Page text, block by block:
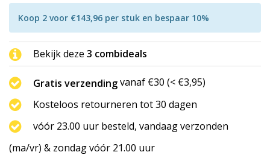
Koop 2 voor €143,96 per stuk en bespaar 10%
Bekijk deze 3 combideals
Gratis verzendingvanaf €30 (< €3,95)
Kosteloos retourneren tot 30 dagen
vóór 23.00 uur besteld, vandaag verzonden
(ma/vr) & zondag vóór 21.00 uur